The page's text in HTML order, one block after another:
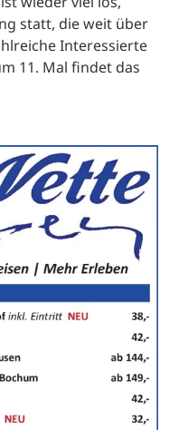
statt, die weit über
Interessierte
11. Mal findet das